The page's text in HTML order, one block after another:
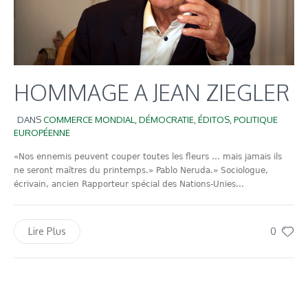
HOMMAGE A JEAN ZIEGLER
DANSCOMMERCE MONDIAL,DÉMOCRATIE,ÉDITOS,POLITIQUE
EUROPÉENNE
«Nos ennemis peuvent couper toutes les fleurs … mais jamais ils
ne seront maîtres du printemps.» Pablo Neruda.» Sociologue,
écrivain, ancien Rapporteur spécial des Nations-Unies...
0
Lire Plus